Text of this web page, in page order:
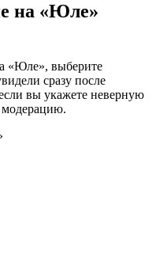
на «Юле»
«Юле», выберите
сразу после
вы укажете неверную
модерацию.